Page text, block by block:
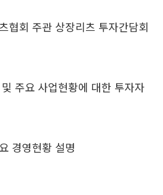
협회 주관 상장리츠 투자간담회
주요 사업현황에 대한 투자자
경영현황 설명